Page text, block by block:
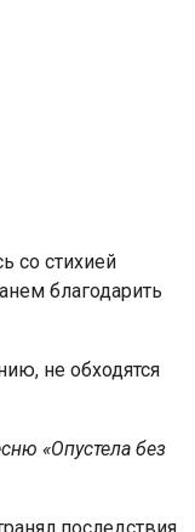
со стихией
благодарить
не обходятся
«Опустела без